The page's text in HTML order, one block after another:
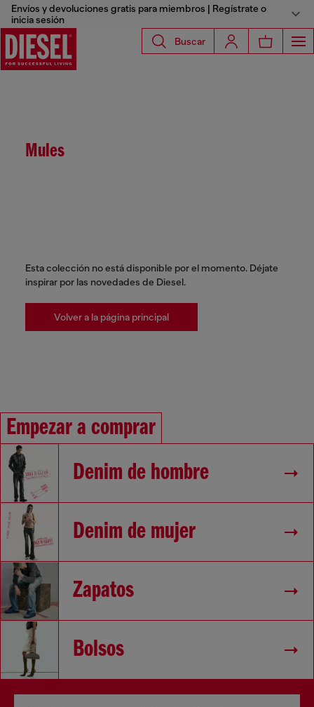
Envíos y devoluciones gratis para miembros | Regístrate o
inicia sesión
Buscar
Mules
Esta colección no está disponible por el momento. Déjate
inspirar por las novedades de Diesel.
Volver a la página principal
Empezar a comprar
Denim de hombre
Denim de mujer
Zapatos
Bolsos